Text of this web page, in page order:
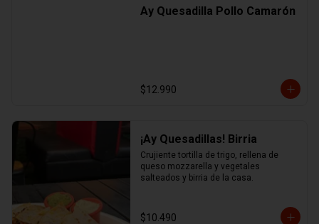
Ay Quesadilla Pollo Camarón
$12.990
¡Ay Quesadillas! Birria
Crujiente tortilla de trigo, rellena de
queso mozzarella y vegetales
salteados y birria de la casa.
$10.490